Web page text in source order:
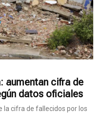
aumentan cifra de
datos oficiales
la cifra de fallecidos por los